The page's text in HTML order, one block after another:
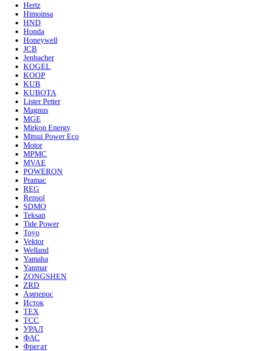
Hertz
Himoinsa
HND
Honda
Honeywell
JCB
Jenbacher
KOGEL
KOOP
KUB
KUBOTA
Lister Petter
Magnus
MGE
Mirkon Energy
Mitsui Power Eco
Motor
MPMC
MVAE
POWERON
Pramac
REG
Rensol
SDMO
Teksan
Tide Power
Toyo
Vektor
Welland
Yamaha
Yanmar
ZONGSHEN
ZRD
Амперос
Исток
ТЕХ
ТСС
УРАЛ
ФАС
Фрегат